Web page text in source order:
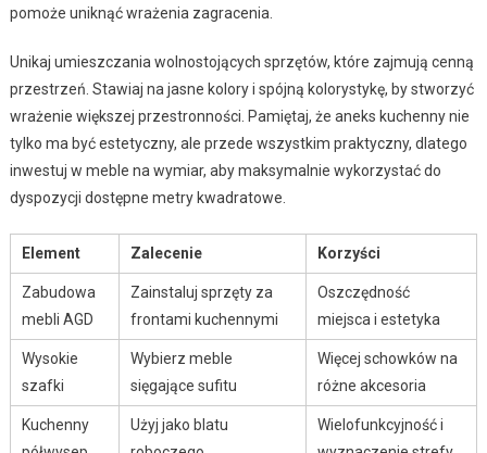
pomoże uniknąć wrażenia zagracenia.
Unikaj umieszczania wolnostojących sprzętów, które zajmują cenną
przestrzeń. Stawiaj na jasne kolory i spójną kolorystykę, by stworzyć
wrażenie większej przestronności. Pamiętaj, że aneks kuchenny nie
tylko ma być estetyczny, ale przede wszystkim praktyczny, dlatego
inwestuj w meble na wymiar, aby maksymalnie wykorzystać do
dyspozycji dostępne metry kwadratowe.
Element Zalecenie Korzyści
Zabudowa
mebli AGD
Zainstaluj sprzęty za
frontami kuchennymi
Oszczędność
miejsca i estetyka
Wysokie
szafki
Wybierz meble
sięgające sufitu
Więcej schowków na
różne akcesoria
Kuchenny
Użyj jako blatu
Wielofunkcyjność i